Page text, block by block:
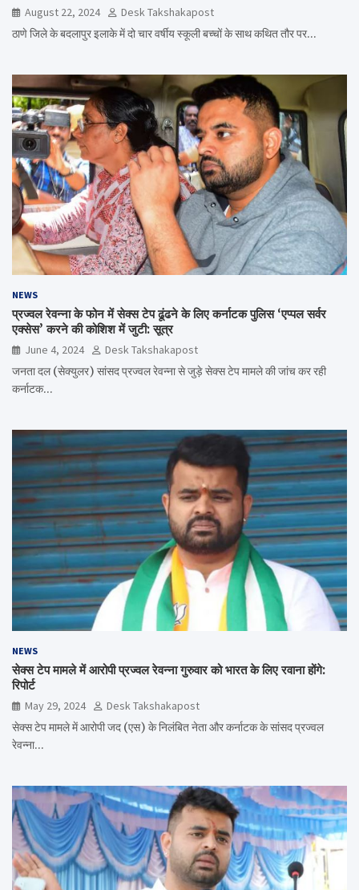
August 22, 2024
Desk Takshakapost
ठाणे जिले के बदलापुर इलाके में दो चार वर्षीय स्कूली बच्चों के साथ कथित तौर पर…
NEWS
प्रज्वल रेवन्ना के फोन में सेक्स टेप ढूंढने के लिए कर्नाटक पुलिस ‘एप्पल सर्वर
एक्सेस’ करने की कोशिश में जुटी: सूत्र
June 4, 2024
Desk Takshakapost
जनता दल (सेक्युलर) सांसद प्रज्वल रेवन्ना से जुड़े सेक्स टेप मामले की जांच कर रही
कर्नाटक…
NEWS
सेक्स टेप मामले में आरोपी प्रज्वल रेवन्ना गुरुवार को भारत के लिए रवाना होंगे:
रिपोर्ट
May 29, 2024
Desk Takshakapost
सेक्स टेप मामले में आरोपी जद (एस) के निलंबित नेता और कर्नाटक के सांसद प्रज्वल
रेवन्ना…